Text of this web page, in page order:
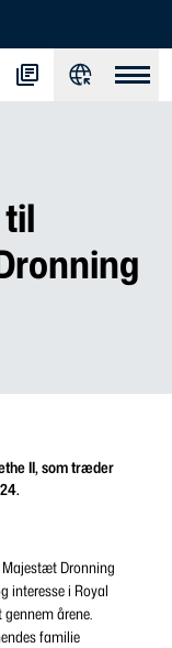
II, som træder
Dronning
interesse i Royal
årene.
familie